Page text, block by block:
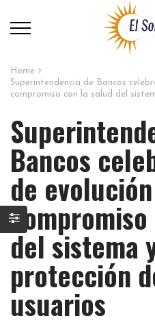
Home
Superintendencia de Bancos
compromiso con la salud del
Bancos
de
del sistema
protección
usuarios